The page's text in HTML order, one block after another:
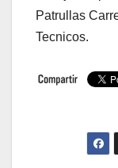
Patrullas
Tecnicos.